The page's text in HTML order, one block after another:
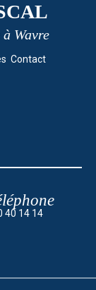
Wavre
Contact
40 14 14